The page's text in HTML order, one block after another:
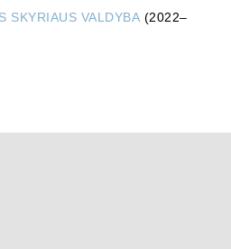
SKYRIAUS VALDYBA (2022–